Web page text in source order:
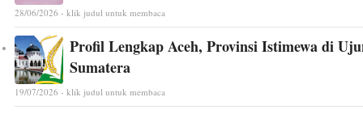
28/06/2026 - klik judul untuk membaca
Profil Lengkap Aceh, Provinsi Istimewa di
Sumatera
19/07/2026 - klik judul untuk membaca